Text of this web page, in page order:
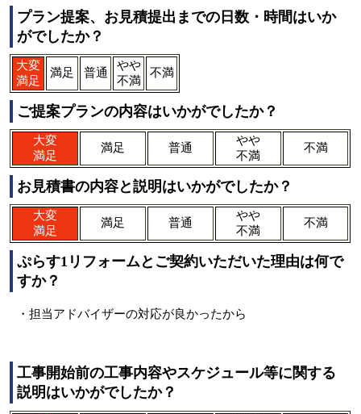
プラン提案、お見積提出までの日数・時間はいか
がでしたか？
大変
満足
満足 普通
やや
不満
不満
ご提案プランの内容はいかがでしたか？
大変
満足
満足 普通
やや
不満
不満
お見積書の内容と説明はいかがでしたか？
大変
満足
満足 普通
やや
不満
不満
ぷらす1リフォームとご契約いただいた理由は何で
すか？
・担当アドバイザーの対応が良かったから
工事開始前の工事内容やスケジュール等に関する
説明はいかがでしたか？